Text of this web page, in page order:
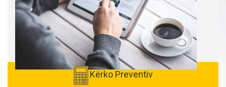
Kërko Preventiv